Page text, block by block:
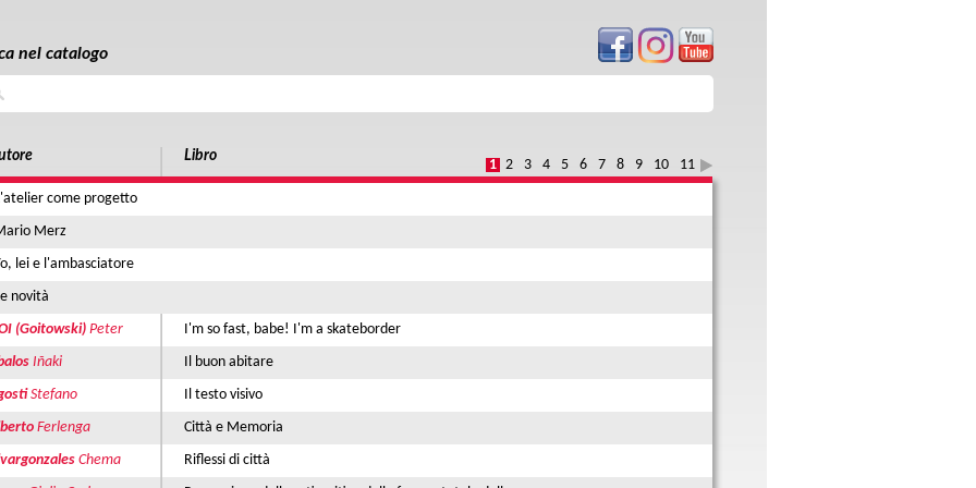
nel catalogo
Libro
come progetto
Merz
lei e l'ambasciatore
novità
(Goitowski) Peter
I'm so fast, babe! I'm a skateborder
Iñaki
Il buon abitare
Stefano
Il testo visivo
Ferlenga
Città e Memoria
Chema
Riflessi di città
1 2 3 4 5 6 7 8 9 10 11